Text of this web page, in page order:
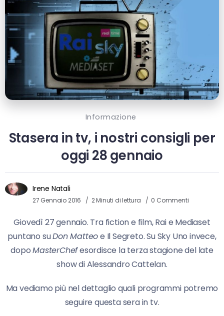
Informazione
Stasera in tv, i nostri consigli per
oggi 28 gennaio
Irene Natali
27 Gennaio 2016 2 Minuti di lettura 0 Commenti
Giovedì 27 gennaio. Tra fiction e film, Rai e Mediaset
puntano suDon Matteoe Il Segreto. Su Sky Uno invece,
dopoMasterChefesordisce la terza stagione del late
show di Alessandro Cattelan.
Ma vediamo più nel dettaglio quali programmi potremo
seguire questa sera in tv.